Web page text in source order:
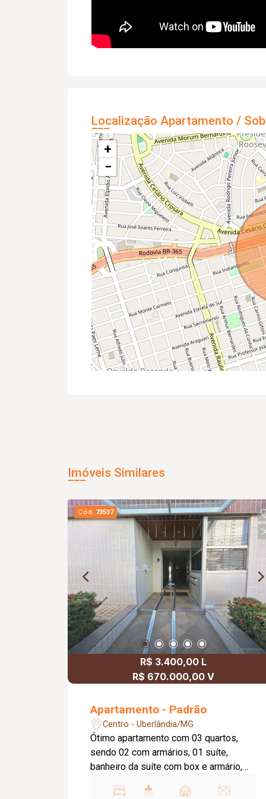
Localização Apartamento /
+
−
Imóveis Similares
Cód. 73537
R$ 3.400,00 L
R$ 670.000,00 V
Apartamento - Padrão
Centro - Uberlândia/MG
Ótimo apartamento com 03 quartos,
sendo 02 com armários, 01 suíte,
banheiro da suíte com box e armário,
armário, cooktop, coifa exaustor, área